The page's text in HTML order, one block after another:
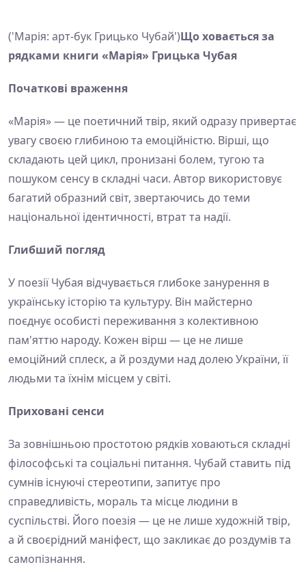
('Марія: арт-бук Грицько Чубай')Що ховається за
рядками книги «Марія» Грицька Чубая
Початкові враження
«Марія» — це поетичний твір, який одразу привертає
увагу своєю глибиною та емоційністю. Вірші, що
складають цей цикл, пронизані болем, тугою та
пошуком сенсу в складні часи. Автор використовує
багатий образний світ, звертаючись до теми
національної ідентичності, втрат та надії.
Глибший погляд
У поезії Чубая відчувається глибоке занурення в
українську історію та культуру. Він майстерно
поєднує особисті переживання з колективною
пам'яттю народу. Кожен вірш — це не лише
емоційний сплеск, а й роздуми над долею України, її
людьми та їхнім місцем у світі.
Приховані сенси
За зовнішньою простотою рядків ховаються складні
філософські та соціальні питання. Чубай ставить під
сумнів існуючі стереотипи, запитує про
справедливість, мораль та місце людини в
суспільстві. Його поезія — це не лише художній твір,
а й своєрідний маніфест, що закликає до роздумів та
самопізнання.